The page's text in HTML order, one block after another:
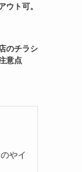
ウト可。
のチラシ
意点
やイ